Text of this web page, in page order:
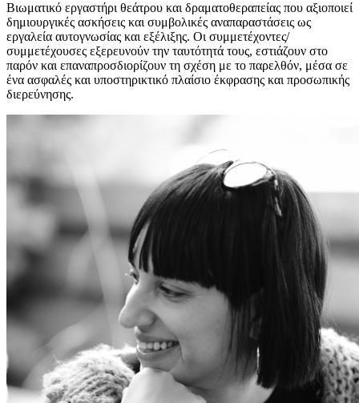
Βιωματικό εργαστήρι θεάτρου και δραματοθεραπείας που αξιοποιεί
δημιουργικές ασκήσεις και συμβολικές αναπαραστάσεις ως
εργαλεία αυτογνωσίας και εξέλιξης. Οι συμμετέχοντες/
συμμετέχουσες εξερευνούν την ταυτότητά τους, εστιάζουν στο
παρόν και επαναπροσδιορίζουν τη σχέση με το παρελθόν, μέσα σε
ένα ασφαλές και υποστηρικτικό πλαίσιο έκφρασης και προσωπικής
διερεύνησης.